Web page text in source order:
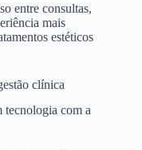
entre consultas,
mais
estéticos
clínica
tecnologia com a